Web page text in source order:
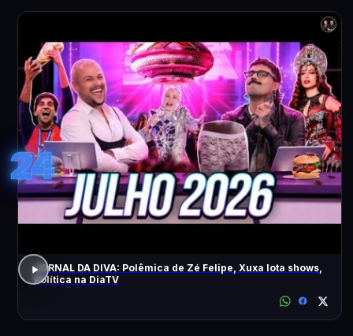
24
JORNAL DA DIVA: Polêmica de Zé Felipe, Xuxa lota shows,
Política na DiaTV